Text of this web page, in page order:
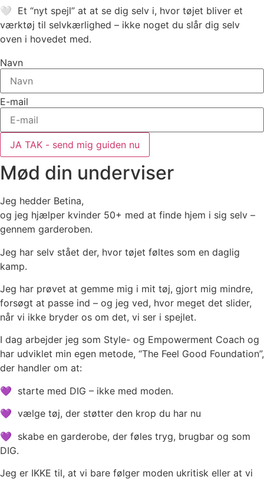
🤍 Et “nyt spejl” at at se dig selv i, hvor tøjet bliver et
værktøj til selvkærlighed – ikke noget du slår dig selv
oven i hovedet med.
Navn
E-mail
JA TAK - send mig guiden nu
Mød din underviser
Jeg hedder Betina,
og jeg hjælper kvinder 50+ med at finde hjem i sig selv –
gennem garderoben.
Jeg har selv stået der, hvor tøjet føltes som en daglig
kamp.
Jeg har prøvet at gemme mig i mit tøj, gjort mig mindre,
forsøgt at passe ind – og jeg ved, hvor meget det slider,
når vi ikke bryder os om det, vi ser i spejlet.
I dag arbejder jeg som Style- og Empowerment Coach og
har udviklet min egen metode, “The Feel Good Foundation”,
der handler om at:
💜 starte med DIG – ikke med moden.
💜 vælge tøj, der støtter den krop du har nu
💜 skabe en garderobe, der føles tryg, brugbar og som
DIG.
Jeg er IKKE til, at vi bare følger moden ukritisk eller at vi